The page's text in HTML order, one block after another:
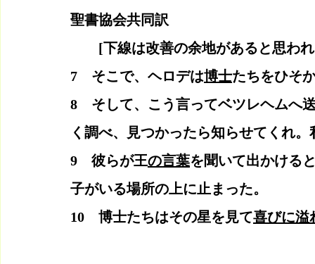
聖書協会共同訳
[下線は改善の余地があると思われ
7　そこで、ヘロデは博士たちをひそ
8　そして、こう言ってベツレヘムへ
く調べ、見つかったら知らせてくれ。
9　彼らが王の言葉を聞いて出かける
子がいる場所の上に止まった。
10　博士たちはその星を見て喜びに溢